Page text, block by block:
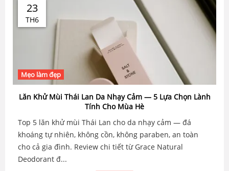
23
TH6
Mẹo làm đẹp
Lăn Khử Mùi Thái Lan Da Nhạy Cảm — 5 Lựa Chọn Lành
Tính Cho Mùa Hè
Top 5 lăn khử mùi Thái Lan cho da nhạy cảm — đá
khoáng tự nhiên, không cồn, không paraben, an toàn
cho cả gia đình. Review chi tiết từ Grace Natural
Deodorant đ...